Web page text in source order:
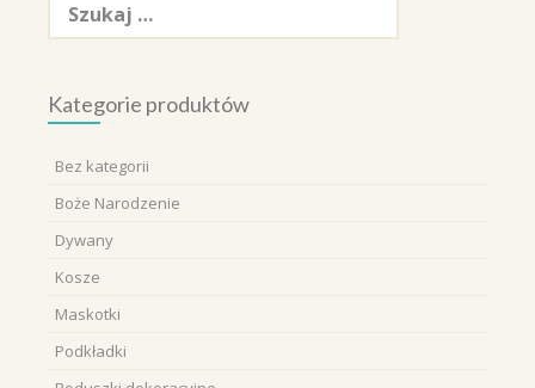
Kategorie produktów
Bez kategorii
Boże Narodzenie
Dywany
Kosze
Maskotki
Podkładki